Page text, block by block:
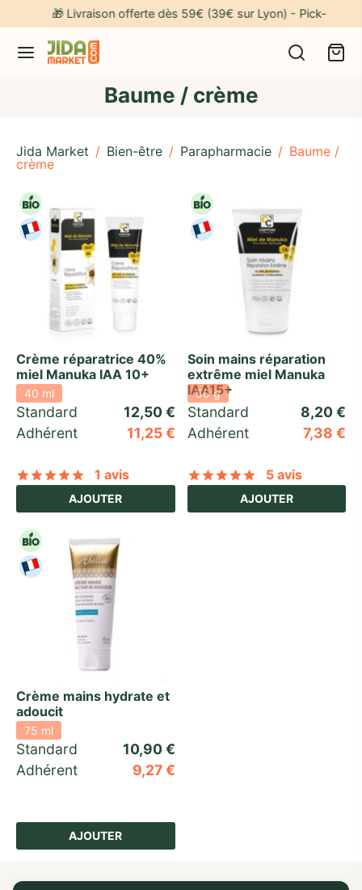
🎁 Livraison offerte dès 59€ (39€ sur Lyon) - Pick-up
Baume / crème
Jida Market / Bien-être / Parapharmacie / Baume /
crème
Crème réparatrice 40%
miel Manuka IAA 10+
40 ml
Standard 12,50€
Adhérent
11,25€
Notésur 5 basé sur1notation client
1 avis
AJOUTER
Soin mains réparation
extrême miel Manuka
IAA15+
50 g
Standard 8,20€
Adhérent
7,38 €
Notésur 5
5 avis
AJOUTER
Crème mains hydrate et
adoucit
75 ml
Standard 10,90€
Adhérent
9,27€
AJOUTER